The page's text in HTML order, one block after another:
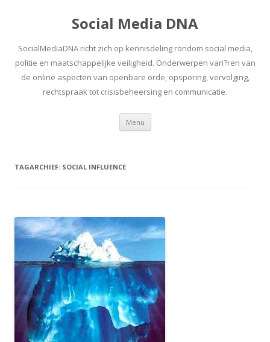
Social Media DNA
SocialMediaDNA richt zich op kennisdeling rondom social media,
politie en maatschappelijke veiligheid. Onderwerpen vari?ren van
de online aspecten van openbare orde, opsporing, vervolging,
rechtspraak tot crisisbeheersing en communicatie.
Menu Spring
inhoud
TAGARCHIEF: SOCIAL INFLUENCE